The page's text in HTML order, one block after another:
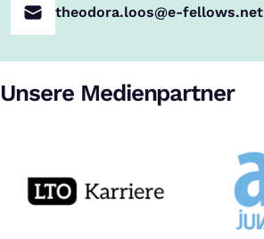
theodora.loos@e-fellows.net
Unsere Medienpartner